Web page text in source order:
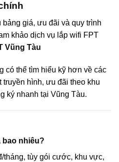
bảng giá, ưu đãi và quy trình
khảo dịch vụ lắp wifi FPT
Vũng Tàu
có thể tìm hiểu kỹ hơn về các
truyền hình, ưu đãi theo khu
ký nhanh tại Vũng Tàu.
bao nhiêu?
tháng, tùy gói cước, khu vực,